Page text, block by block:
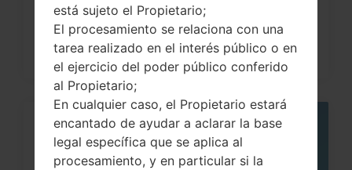
está sujeto el Propietario;
El procesamiento se relaciona con una
tarea realizado en el interés público o en
el ejercicio del poder público conferido
al Propietario;
En cualquier caso, el Propietario estará
encantado de ayudar a aclarar la base
legal específica que se aplica al
procesamiento, y en particular si la